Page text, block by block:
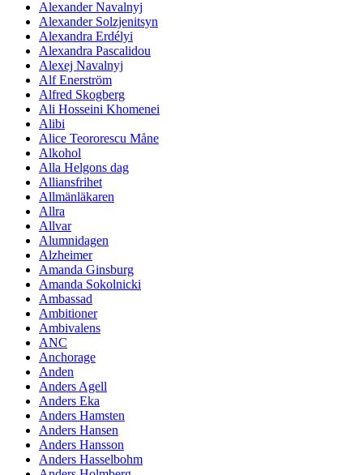
Alexander Navalnyj
Alexander Solzjenitsyn
Alexandra Erdélyi
Alexandra Pascalidou
Alexej Navalnyj
Alf Enerström
Alfred Skogberg
Ali Hosseini Khomenei
Alibi
Alice Teororescu Måne
Alkohol
Alla Helgons dag
Alliansfrihet
Allmänläkaren
Allra
Allvar
Alumnidagen
Alzheimer
Amanda Ginsburg
Amanda Sokolnicki
Ambassad
Ambitioner
Ambivalens
ANC
Anchorage
Anden
Anders Agell
Anders Eka
Anders Hamsten
Anders Hansen
Anders Hansson
Anders Hasselbohm